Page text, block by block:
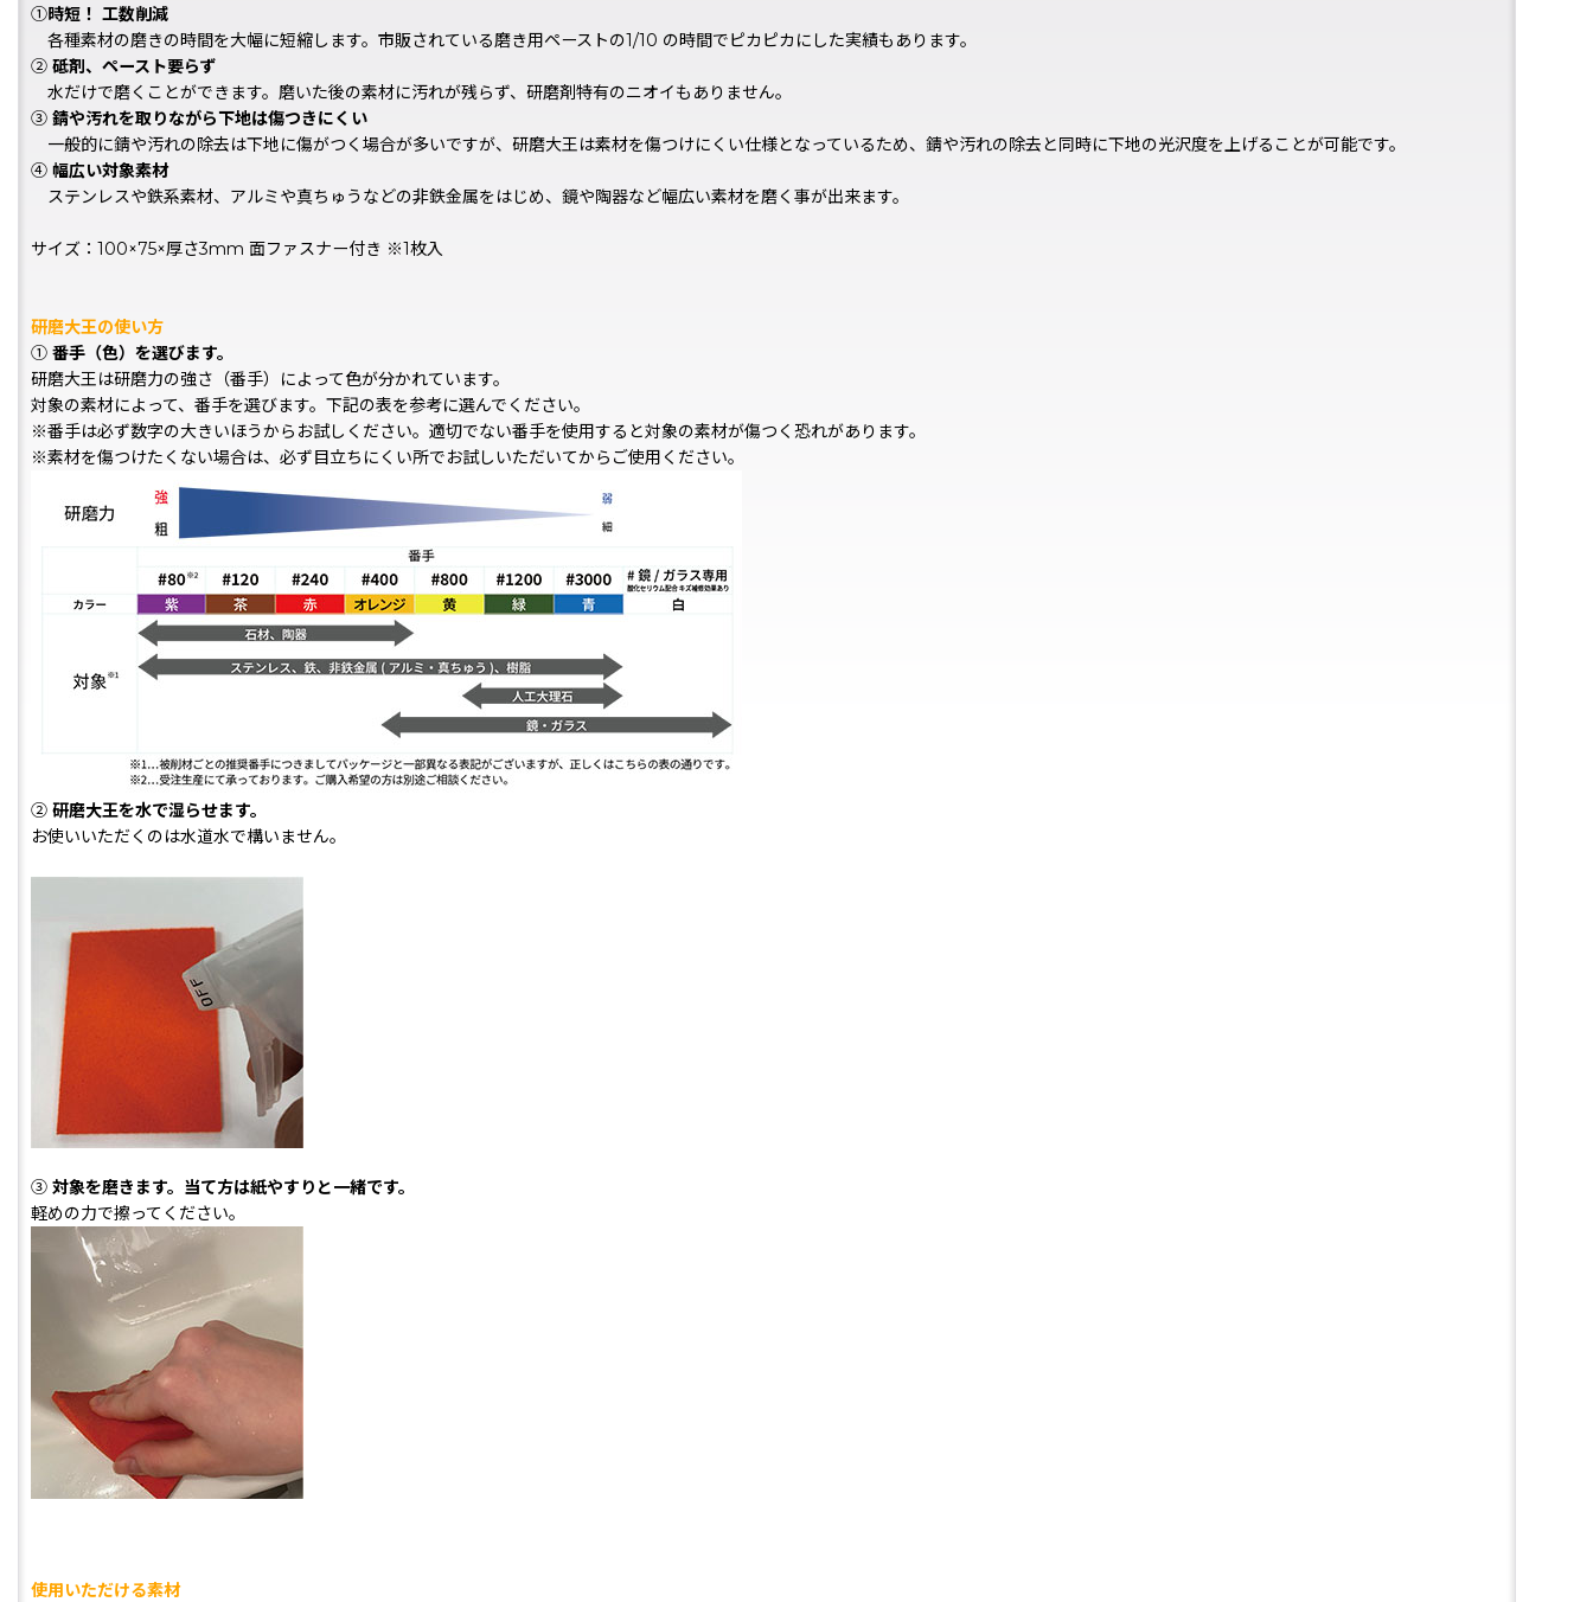
①時短！ 工数削減
各種素材の磨きの時間を大幅に短縮します。市販されている磨き用ペーストの1/10 の時間でピカピカにした実績もあります。
② 砥剤、ペースト要らず
水だけで磨くことができます。磨いた後の素材に汚れが残らず、研磨剤特有のニオイもありません。
③ 錆や汚れを取りながら下地は傷つきにくい
一般的に錆や汚れの除去は下地に傷がつく場合が多いですが、研磨大王は素材を傷つけにくい仕様となっているため、錆や汚れの除去と同時に下地の光沢度を上げることが可能です。
④ 幅広い対象素材
ステンレスや鉄系素材、アルミや真ちゅうなどの非鉄金属をはじめ、鏡や陶器など幅広い素材を磨く事が出来ます。
サイズ：100×75×厚さ3mm 面ファスナー付き ※1枚入
研磨大王の使い方
① 番手（色）を選びます。
研磨大王は研磨力の強さ（番手）によって色が分かれています。
対象の素材によって、番手を選びます。下記の表を参考に選んでください。
※番手は必ず数字の大きいほうからお試しください。適切でない番手を使用すると対象の素材が傷つく恐れがあります。
※素材を傷つけたくない場合は、必ず目立ちにくい所でお試しいただいてからご使用ください。
② 研磨大王を水で湿らせます。
お使いいただくのは水道水で構いません。
③ 対象を磨きます。当て方は紙やすりと一緒です。
軽めの力で擦ってください。
使用いただける素材